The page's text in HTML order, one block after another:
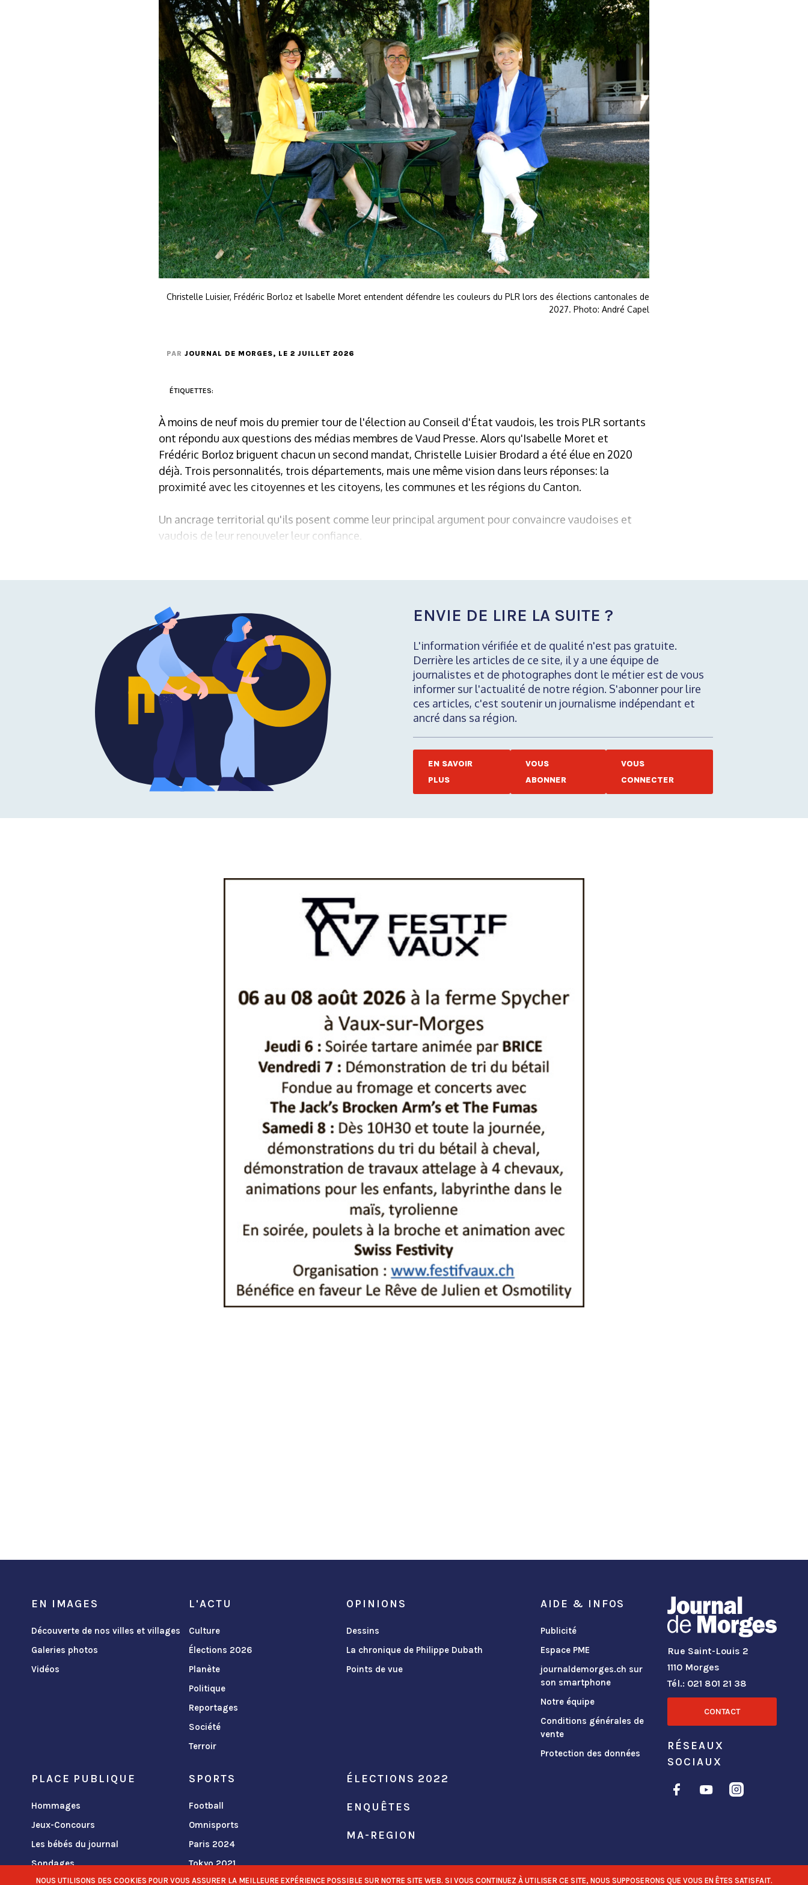
Christelle Luisier, Frédéric Borloz et Isabelle Moret entendent défendre les couleurs du PLR lors des élections cantonales de
2027. Photo: André Capel
PAR JOURNAL DE MORGES, LE 2 JUILLET 2026
ÉTIQUETTES:
À moins de neuf mois du premier tour de l'élection au Conseil d'État vaudois, les trois PLR sortants
ont répondu aux questions des médias membres de Vaud Presse. Alors qu'Isabelle Moret et
Frédéric Borloz briguent chacun un second mandat, Christelle Luisier Brodard a été élue en 2020
déjà. Trois personnalités, trois départements, mais une même vision dans leurs réponses: la
proximité avec les citoyennes et les citoyens, les communes et les régions du Canton.
Un ancrage territorial qu'ils posent comme leur principal argument pour convaincre vaudoises et
vaudois de leur renouveler leur confiance.
ENVIE DE LIRE LA SUITE ?
L'information vérifiée et de qualité n'est pas gratuite.
Derrière les articles de ce site, il y a une équipe de
journalistes et de photographes dont le métier est de vous
informer sur l'actualité de notre région. S'abonner pour lire
ces articles, c'est soutenir un journalisme indépendant et
ancré dans sa région.
EN SAVOIR
PLUS
VOUS
ABONNER
VOUS
CONNECTER
EN IMAGES
Découverte de nos villes et villages
Galeries photos
Vidéos
L'ACTU
Culture
Élections 2026
Planète
Politique
Reportages
Société
Terroir
OPINIONS
Dessins
La chronique de Philippe Dubath
Points de vue
PLACE PUBLIQUE
Hommages
Jeux-Concours
Les bébés du journal
Sondages
SPORTS
Football
Omnisports
Paris 2024
Tokyo 2021
ÉLECTIONS 2022
ENQUÊTES
MA-REGION
AIDE & INFOS
Publicité
Espace PME
journaldemorges.ch sur
son smartphone
Notre équipe
Conditions générales de
vente
Protection des données
Rue Saint-Louis 2
1110 Morges
Tél.: 021 801 21 38
CONTACT
RÉSEAUX
SOCIAUX
NOUS UTILISONS DES COOKIES POUR VOUS ASSURER LA MEILLEURE EXPÉRIENCE POSSIBLE SUR NOTRE SITE WEB. SI VOUS CONTINUEZ À UTILISER CE SITE, NOUS SUPPOSERONS QUE VOUS EN ÊTES SATISFAIT.